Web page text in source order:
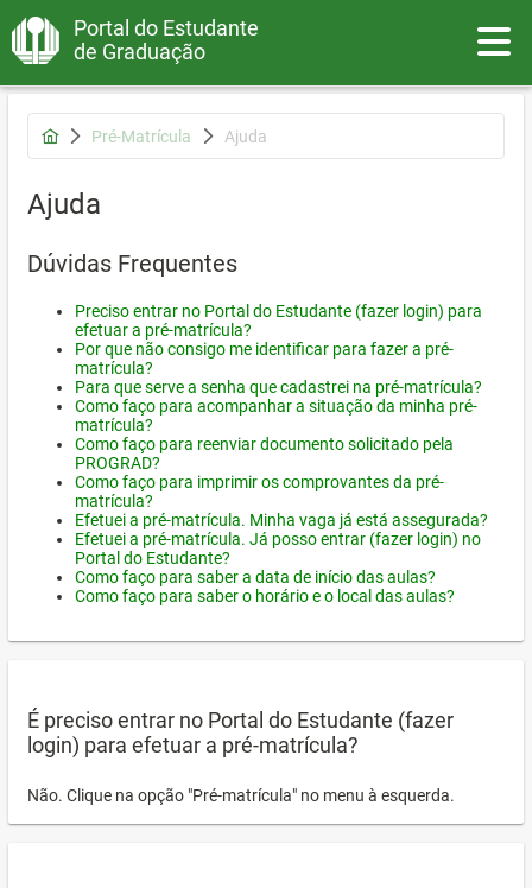
Portal do Estudante
de Graduação
Pré-Matrícula Ajuda
Ajuda
Dúvidas Frequentes
Preciso entrar no Portal do Estudante (fazer login) para
efetuar a pré-matrícula?
Por que não consigo me identificar para fazer a pré-
matrícula?
Para que serve a senha que cadastrei na pré-matrícula?
Como faço para acompanhar a situação da minha pré-
matrícula?
Como faço para reenviar documento solicitado pela
PROGRAD?
Como faço para imprimir os comprovantes da pré-
matrícula?
Efetuei a pré-matrícula. Minha vaga já está assegurada?
Efetuei a pré-matrícula. Já posso entrar (fazer login) no
Portal do Estudante?
Como faço para saber a data de início das aulas?
Como faço para saber o horário e o local das aulas?
É preciso entrar no Portal do Estudante (fazer
login) para efetuar a pré-matrícula?
Não. Clique na opção "Pré-matrícula" no menu à esquerda.